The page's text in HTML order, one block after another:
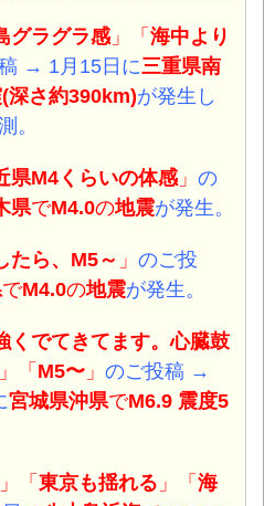
グラグラ感 」「 海中より
→ 1月15日 に三重県南
深さ約390km)が発生し
。
県M4 くらいの体感 」 の
県でM4.0の地震が発生。
たら、M5～ 」 のご投
でM4.0の地震が発生。
くでてきてます。心臓鼓
」「 M5〜 」 のご投稿 →
宮城県沖県でM6.9 震度5
」「 東京も揺れる 」「 海